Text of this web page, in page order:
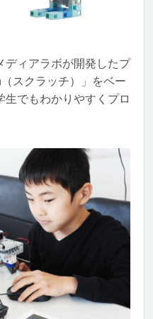
ディアラボが開発したプ
スクラッチ）」をベー
生でもわかりやすくプロ